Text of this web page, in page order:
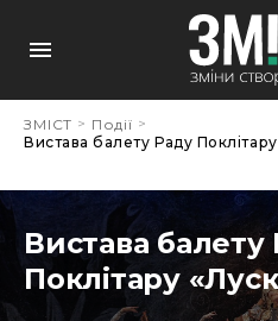
ЗМІСТ > Події >
Вистава балету Раду
Вистава балету
Поклітару